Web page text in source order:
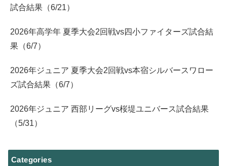
試合結果（6/21）
2026年高学年 夏季大会2回戦vs四小ファイターズ試合結
果（6/7）
2026年ジュニア 夏季大会2回戦vs本宿シルバースワロー
ズ試合結果（6/7）
2026年ジュニア 西部リーグvs桜堤ユニバース試合結果
（5/31）
Categories